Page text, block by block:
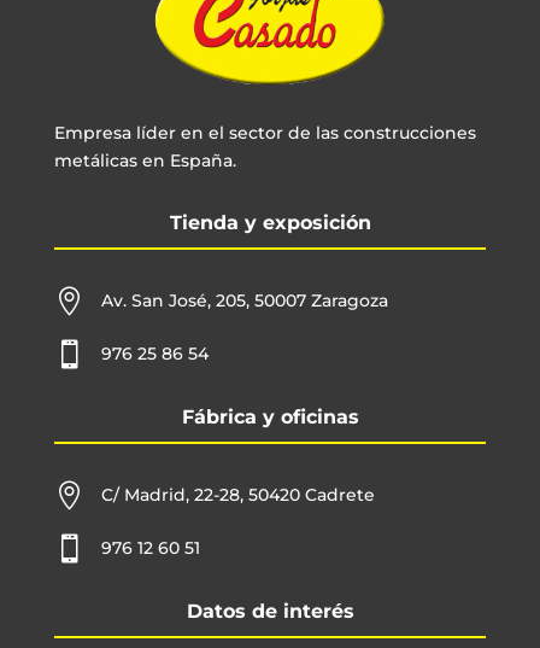
Empresa líder en el sector de las construcciones
metálicas en España.
Tienda y exposición
 Av. San José, 205, 50007 Zaragoza
 976 25 86 54
Fábrica y oficinas
 C/ Madrid, 22-28, 50420 Cadrete
 976 12 60 51
Datos de interés